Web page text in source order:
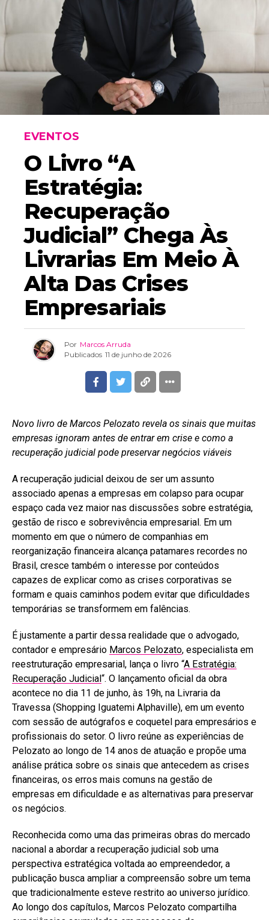
EVENTOS
O Livro “A
Estratégia:
Recuperação
Judicial” Chega Às
Livrarias Em Meio À
Alta Das Crises
Empresariais
Por Marcos Arruda
Publicados 11 de junho de 2026
Novo livro de Marcos Pelozato revela os sinais que muitas
empresas ignoram antes de entrar em crise e como a
recuperação judicial pode preservar negócios viáveis
A recuperação judicial deixou de ser um assunto
associado apenas a empresas em colapso para ocupar
espaço cada vez maior nas discussões sobre estratégia,
gestão de risco e sobrevivência empresarial. Em um
momento em que o número de companhias em
reorganização financeira alcança patamares recordes no
Brasil, cresce também o interesse por conteúdos
capazes de explicar como as crises corporativas se
formam e quais caminhos podem evitar que dificuldades
temporárias se transformem em falências.
É justamente a partir dessa realidade que o advogado,
contador e empresário Marcos Pelozato, especialista em
reestruturação empresarial, lança o livro “A Estratégia:
Recuperação Judicial“. O lançamento oficial da obra
acontece no dia 11 de junho, às 19h, na Livraria da
Travessa (Shopping Iguatemi Alphaville), em um evento
com sessão de autógrafos e coquetel para empresários e
profissionais do setor. O livro reúne as experiências de
Pelozato ao longo de 14 anos de atuação e propõe uma
análise prática sobre os sinais que antecedem as crises
financeiras, os erros mais comuns na gestão de
empresas em dificuldade e as alternativas para preservar
os negócios.
Reconhecida como uma das primeiras obras do mercado
nacional a abordar a recuperação judicial sob uma
perspectiva estratégica voltada ao empreendedor, a
publicação busca ampliar a compreensão sobre um tema
que tradicionalmente esteve restrito ao universo jurídico.
Ao longo dos capítulos, Marcos Pelozato compartilha